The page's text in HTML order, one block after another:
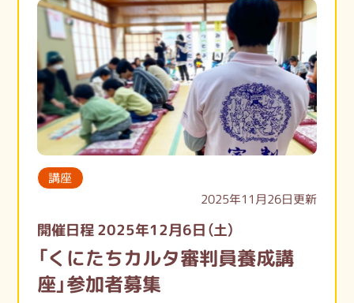
お休み中に何か活動をしたい！と思ってくだ
さった皆様にご不便をおかけし、申し訳あり
ません。
新年1月5日より始まりますので、どうぞよ
ろしくお願いいたします。
良い年をお迎えください。
講座
2025年11月26日更新
開催日程 2025年12月6日（土）
「くにたちカルタ審判員養成講
座」参加者募集